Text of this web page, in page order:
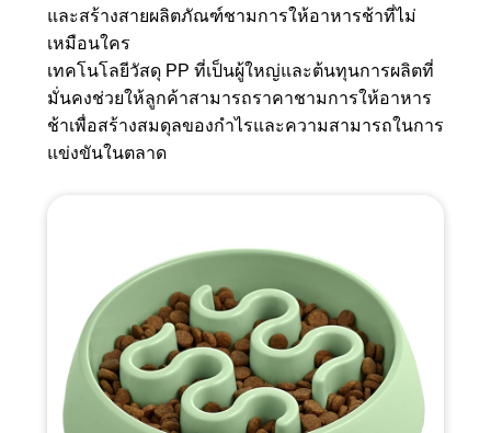
และสร้างสายผลิตภัณฑ์ชามการให้อาหารช้าที่ไม่
เหมือนใคร
เทคโนโลยีวัสดุ PP ที่เป็นผู้ใหญ่และต้นทุนการผลิตที่
มั่นคงช่วยให้ลูกค้าสามารถราคาชามการให้อาหาร
ช้าเพื่อสร้างสมดุลของกำไรและความสามารถในการ
แข่งขันในตลาด